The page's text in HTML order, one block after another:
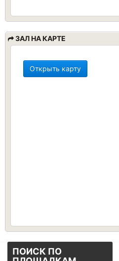
ЗАЛ НА КАРТЕ
Открыть карту
ПОИСК ПО